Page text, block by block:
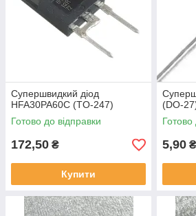
Супершвидкий діод
HFA30PA60C (TO-247)
Готово до відправки
172,50 ₴
Купити
(DO-
Готово
5,90 ₴